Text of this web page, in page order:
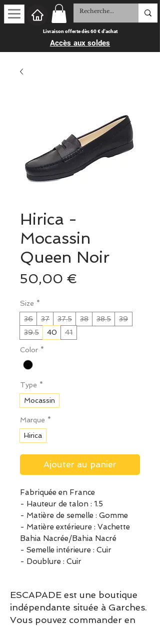
Livraison offerte dès 60 € d'achat
Accès aux soldes
Hirica -
Mocassin
Queen Noir
50,00 €
Size *
36
37 37.5 38 38.5
39
39.5
40 41
Color *
Type *
Mocassin
Marque *
Hirica
Ajouter au panier
Fabriquée en France
- Hauteur de talon : 1.5
- Matière de semelle : Gomme
- Matière extérieure : Vachette
Bahia Nacrée/Bahia Nacré
- Semelle intérieure : Cuir
- Doublure : Cuir
ESCAPADE est une boutique
indépendante située à Garches.
Vous pouvez commander en